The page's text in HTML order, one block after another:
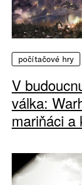
počítačové hry
V
válka:
mariňáci a